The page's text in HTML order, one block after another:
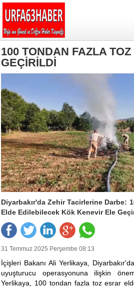
100 TONDAN FAZLA
GEÇİRİLDİ
Diyarbakır'da Zehir Tacirlerine Darbe:
Elde Edilebilecek Kök Kenevir Ele
31 Temmuz 2025 Perşembe 08:13
İçişleri Bakanı Ali Yerlikaya,
uyuşturucu operasyonuna ilişkin
Yerlikaya, 100 tondan fazla toz esrar